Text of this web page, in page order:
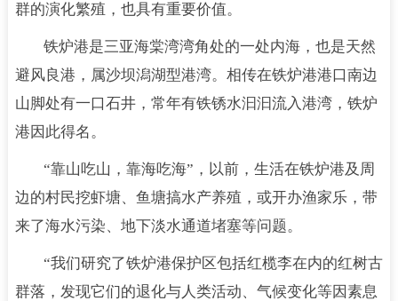
群的演化繁殖，也具有重要价值。
铁炉港是三亚海棠湾湾角处的一处内海，也是天然
避风良港，属沙坝潟湖型港湾。相传在铁炉港港口南边
山脚处有一口石井，常年有铁锈水汩汩流入港湾，铁炉
港因此得名。
“靠山吃山，靠海吃海”，以前，生活在铁炉港及周
边的村民挖虾塘、鱼塘搞水产养殖，或开办渔家乐，带
来了海水污染、地下淡水通道堵塞等问题。
“我们研究了铁炉港保护区包括红榄李在内的红树古
群落，发现它们的退化与人类活动、气候变化等因素息